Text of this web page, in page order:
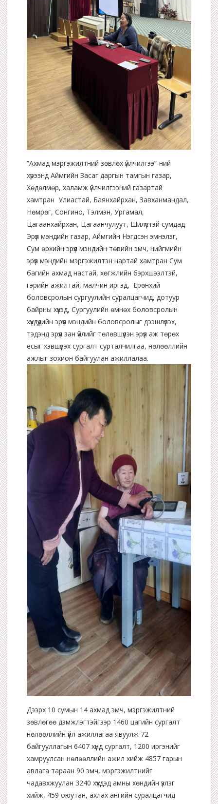
“Ахмад мэргэжилтний зөвлөх үйлчилгээ”-ний
хүрээнд Аймгийн Засаг даргын тамгын газар,
Хөдөлмөр, халамж үйлчилгээний газартай
хамтран Улиастай, Баянхайрхан, Завханмандал,
Нөмрөг, Сонгино, Тэлмэн, Ургамал,
Цагаанхайрхан, Цагаанчулуут, Шилүүстэй сумдад
Эрүүл мэндийн газар, Аймгийн Нэгдсэн эмнэлэг,
Сум өрхийн эрүүл мэндийн төвийн эмч, нийгмийн
эрүүл мэндийн мэргэжилтэн нартай хамтран Сум
багийн ахмад настай, хөгжлийн бэрхшээлтэй,
гэрийн ажилтай, малчин иргэд, Ерөнхий
боловсролын сургуулийн суралцагчид, дотуур
байрны хүүхэд, Сургуулийн өмнөх боловсролын
хүүхдүүдийн эрүүл мэндийн боловсролыг дээшлүүлэх,
тэдэнд эрүүл зан үйлийг төлөвшүүлэн эрүүл аж төрөх
ёсыг хэвшүүлэх сургалт сурталчилгаа, нөлөөллийн
ажлыг зохион байгуулан ажиллалаа.
Дээрх 10 сумын 14 ахмад эмч, мэргэжилтний
зөвлөгөө дэмжлэгтэйгээр 1460 цагийн сургалт
нөлөөллийн үйл ажиллагаа явуулж 72
байгууллагын 6407 хүнд сургалт, 1200 иргэнийг
хамруулсан нөлөөллийн ажил хийж 4857 гарын
авлага тараан 90 эмч, мэргэжилтнийг
чадавхжуулан 3240 хүүхдэд амны хөндийн үзлэг
хийж, 459 оюутан, ахлах ангийн суралцагчид